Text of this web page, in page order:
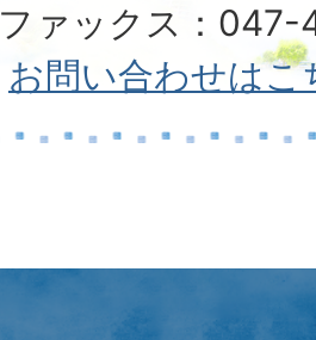
ファックス：047-
お問い合わせはこ